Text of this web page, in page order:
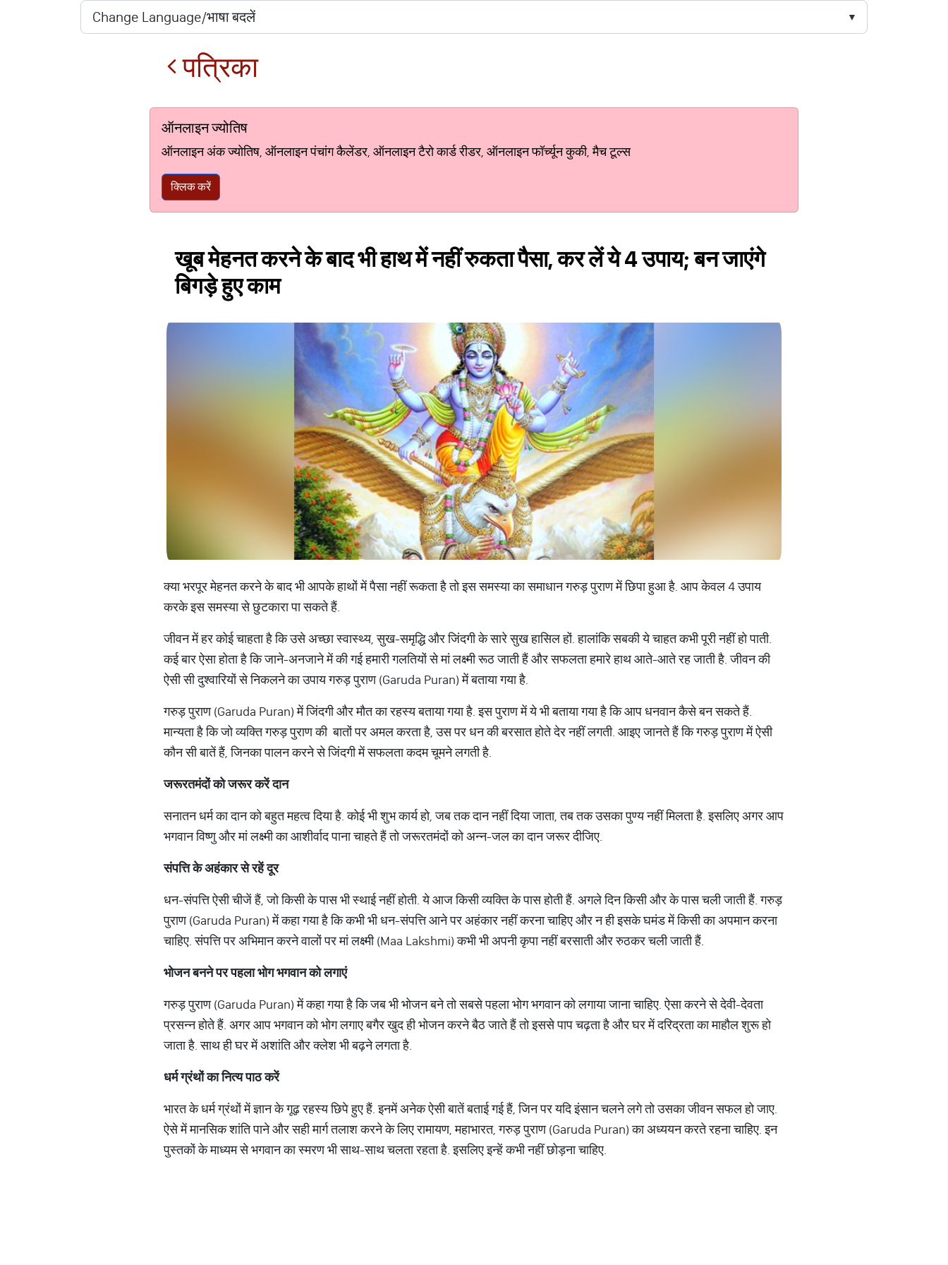
पत्रिका
ऑनलाइन ज्योतिष
ऑनलाइन अंक ज्योतिष, ऑनलाइन पंचांग कैलेंडर, ऑनलाइन टैरो कार्ड रीडर, ऑनलाइन फॉर्च्यून कुकी, मैच टूल्स
क्लिक करें
खूब मेहनत करने के बाद भी हाथ में नहीं रुकता पैसा, कर लें ये 4 उपाय; बन जाएंगे
बिगड़े हुए काम
क्या भरपूर मेहनत करने के बाद भी आपके हाथों में पैसा नहीं रूकता है तो इस समस्या का समाधान गरुड़ पुराण में छिपा हुआ है. आप केवल 4 उपाय
करके इस समस्या से छुटकारा पा सकते हैं.
जीवन में हर कोई चाहता है कि उसे अच्छा स्वास्थ्य, सुख-समृद्धि और जिंदगी के सारे सुख हासिल हों. हालांकि सबकी ये चाहत कभी पूरी नहीं हो पाती.
कई बार ऐसा होता है कि जाने-अनजाने में की गई हमारी गलतियों से मां लक्ष्मी रूठ जाती हैं और सफलता हमारे हाथ आते-आते रह जाती है. जीवन की
ऐसी सी दुश्वारियों से निकलने का उपाय गरुड़ पुराण (Garuda Puran) में बताया गया है.
गरुड़ पुराण (Garuda Puran) में जिंदगी और मौत का रहस्य बताया गया है. इस पुराण में ये भी बताया गया है कि आप धनवान कैसे बन सकते हैं.
मान्यता है कि जो व्यक्ति गरुड़ पुराण की बातों पर अमल करता है, उस पर धन की बरसात होते देर नहीं लगती. आइए जानते हैं कि गरुड़ पुराण में ऐसी
कौन सी बातें हैं, जिनका पालन करने से जिंदगी में सफलता कदम चूमने लगती है.
जरूरतमंदों को जरूर करें दान
सनातन धर्म का दान को बहुत महत्व दिया है. कोई भी शुभ कार्य हो, जब तक दान नहीं दिया जाता, तब तक उसका पुण्य नहीं मिलता है. इसलिए अगर आप
भगवान विष्णु और मां लक्ष्मी का आशीर्वाद पाना चाहते हैं तो जरूरतमंदों को अन्न-जल का दान जरूर दीजिए.
संपत्ति के अहंकार से रहें दूर
धन-संपत्ति ऐसी चीजें हैं, जो किसी के पास भी स्थाई नहीं होती. ये आज किसी व्यक्ति के पास होती हैं. अगले दिन किसी और के पास चली जाती हैं. गरुड़
पुराण (Garuda Puran) में कहा गया है कि कभी भी धन-संपत्ति आने पर अहंकार नहीं करना चाहिए और न ही इसके घमंड में किसी का अपमान करना
चाहिए. संपत्ति पर अभिमान करने वालों पर मां लक्ष्मी (Maa Lakshmi) कभी भी अपनी कृपा नहीं बरसाती और रुठकर चली जाती हैं.
भोजन बनने पर पहला भोग भगवान को लगाएं
गरुड़ पुराण (Garuda Puran) में कहा गया है कि जब भी भोजन बने तो सबसे पहला भोग भगवान को लगाया जाना चाहिए. ऐसा करने से देवी-देवता
प्रसन्न होते हैं. अगर आप भगवान को भोग लगाए बगैर खुद ही भोजन करने बैठ जाते हैं तो इससे पाप चढ़ता है और घर में दरिद्रता का माहौल शुरू हो
जाता है. साथ ही घर में अशांति और क्लेश भी बढ़ने लगता है.
धर्म ग्रंथों का नित्य पाठ करें
भारत के धर्म ग्रंथों में ज्ञान के गूढ़ रहस्य छिपे हुए हैं. इनमें अनेक ऐसी बातें बताई गई हैं, जिन पर यदि इंसान चलने लगे तो उसका जीवन सफल हो जाए.
ऐसे में मानसिक शांति पाने और सही मार्ग तलाश करने के लिए रामायण, महाभारत, गरुड़ पुराण (Garuda Puran) का अध्ययन करते रहना चाहिए. इन
पुस्तकों के माध्यम से भगवान का स्मरण भी साथ-साथ चलता रहता है. इसलिए इन्हें कभी नहीं छोड़ना चाहिए.